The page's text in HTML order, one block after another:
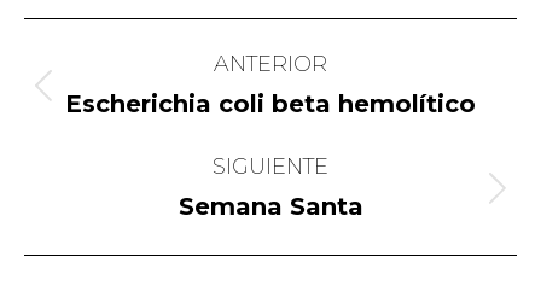
entre
ANTERIOR
Publicación
Escherichia coli beta hemolítico
SIGUIENTE
Publicación
siguiente:
Semana Santa